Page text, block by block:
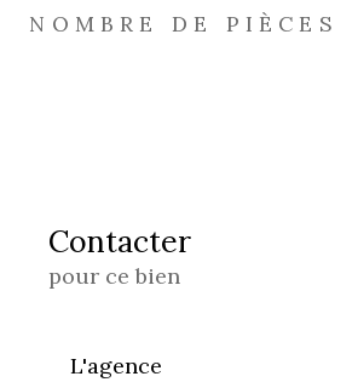
NOMBRE DE PIÈCES
Contacter
pour ce bien
L'agence